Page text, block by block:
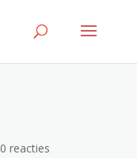
0 reacties